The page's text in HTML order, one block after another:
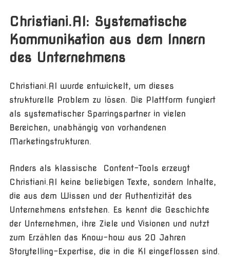
Christiani.AI: Systematische
Kommunikation aus dem Innern
des Unternehmens
Christiani.AI wurde entwickelt, um dieses
strukturelle Problem zu lösen. Die Plattform fungiert
als systematischer Sparringspartner in vielen
Bereichen, unabhängig von vorhandenen
Marketingstrukturen.
Anders als klassische Content-Tools erzeugt
Christiani.AI keine beliebigen Texte, sondern Inhalte,
die aus dem Wissen und der Authentizität des
Unternehmens entstehen. Es kennt die Geschichte
der Unternehmen, ihre Ziele und Visionen und nutzt
zum Erzählen das Know-how aus 20 Jahren
Storytelling-Expertise, die in die KI eingeflossen sind.